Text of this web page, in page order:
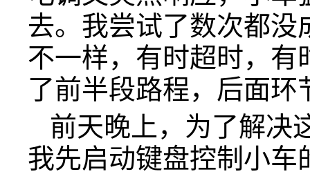
去。我尝试了数次都
不一样，有时超时，
了前半段路程，后面
前天晚上，为了解决
我先启动键盘控制小车